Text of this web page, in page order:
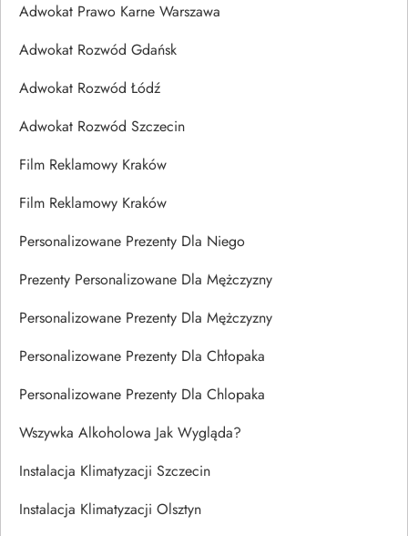
Adwokat Prawo Karne Warszawa
Adwokat Rozwód Gdańsk
Adwokat Rozwód Łódź
Adwokat Rozwód Szczecin
Film Reklamowy Kraków
Film Reklamowy Kraków
Personalizowane Prezenty Dla Niego
Prezenty Personalizowane Dla Mężczyzny
Personalizowane Prezenty Dla Mężczyzny
Personalizowane Prezenty Dla Chłopaka
Personalizowane Prezenty Dla Chlopaka
Wszywka Alkoholowa Jak Wygląda?
Instalacja Klimatyzacji Szczecin
Instalacja Klimatyzacji Olsztyn